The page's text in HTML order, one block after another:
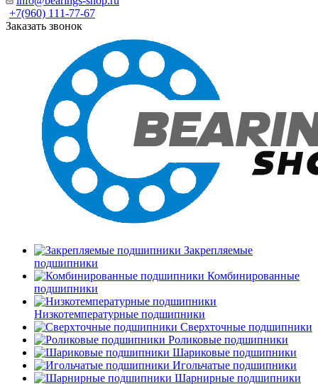
+7(960) 111-77-67
Заказать звонок
Закрепляемые
подшипники
Комбинированные
подшипники
Низкотемпературные подшипники
Сверхточные подшипники
Роликовые подшипники
Шариковые подшипники
Игольчатые подшипники
Шарнирные подшипники